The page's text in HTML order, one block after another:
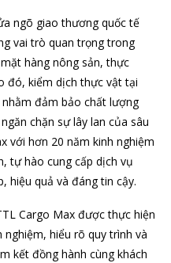
ngõ giao thương quốc tế
vai trò quan trọng trong
hàng nông sản, thực
đó, kiểm dịch thực vật tại
đảm bảo chất lượng
chặn sự lây lan của sâu
với hơn 20 năm kinh nghiệm
tự hào cung cấp dịch vụ
hiệu quả và đáng tin cậy.
Cargo Max được thực hiện
hiểu rõ quy trình và
kết đồng hành cùng khách